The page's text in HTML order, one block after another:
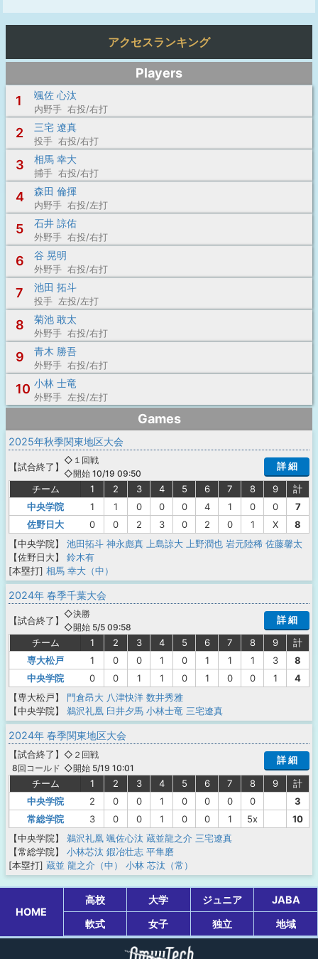
アクセスランキング
Players
1
颯佐 心汰
内野手 右投/右打
2 三宅 遼真
投手 右投/右打
3 相馬 幸大
捕手 右投/右打
4 森田 倫揮
内野手 右投/左打
5 石井 諒佑
外野手 右投/右打
6 谷 晃明
外野手 右投/右打
7 池田 拓斗
投手 左投/左打
8 菊池 敢太
外野手 右投/右打
9 青木 勝吾
外野手 右投/右打
10 小林 士竜
外野手 左投/左打
Games
2025年秋季関東地区大会
【試合終了 】
◇１回戦
◇開始 10/19 09:50
詳 細
チーム 1 2 3 4 5 6 7 8 9
計
中央学院
1 1 0 0 0 4 1 0 0
7
佐野日大
0 0 2 3 0 2 0 1 X
8
【中央学院】
池田拓斗 神永彪真 上島諒大 上野潤也 岩元陸稀 佐藤馨太
【佐野日大】
鈴木有
[本塁打] 相馬 幸大（中）
2024年 春季千葉大会
【試合終了 】
◇決勝
◇開始 5/5 09:58
詳 細
チーム 1 2 3 4 5 6 7 8 9
計
専大松戸
1 0 0 1 0 1 1 1 3
8
中央学院
0 0 1 1 0 1 0 0 1
4
【専大松戸】
門倉昂大 八津快洋 数井秀雅
【中央学院】
鵜沢礼凰 臼井夕馬 小林士竜 三宅遼真
2024年 春季関東地区大会
【試合終了 】
8回コールド
◇２回戦
◇開始 5/19 10:01
詳 細
チーム 1 2 3 4 5 6 7 8 9
計
中央学院
2 0 0 1 0 0 0 0
3
常総学院
3 0 0 1 0 0 1 5x
10
【中央学院】
鵜沢礼凰 颯佐心汰 蔵並龍之介 三宅遼真
【常総学院】
小林芯汰 鍜冶壮志 平隼磨
[本塁打] 蔵並 龍之介（中） 小林 芯汰（常）
HOME
高校 大学 ジュニア
JABA
軟式
女子 独立 地域